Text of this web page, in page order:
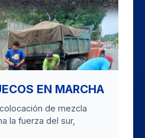
EN MARCHA
de mezcla
la fuerza del sur,